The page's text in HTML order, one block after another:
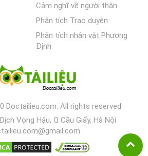
Cảm nghĩ về người thân
Phân tích Trao duyên
Phân tích nhân vật Phương
Định
Doctailieu.com. All rights reserved
Vọng Hậu, Q Cầu Giấy, Hà Nội